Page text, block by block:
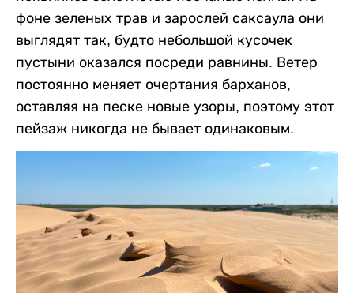
фоне зеленых трав и зарослей саксаула они
выглядят так, будто небольшой кусочек
пустыни оказался посреди равнины. Ветер
постоянно меняет очертания барханов,
оставляя на песке новые узоры, поэтому этот
пейзаж никогда не бывает одинаковым.